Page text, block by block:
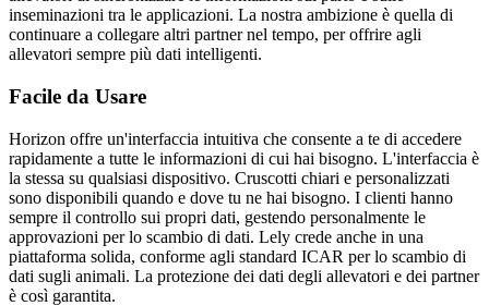
inseminazioni tra le applicazioni. La nostra ambizione è quella di
continuare a collegare altri partner nel tempo, per offrire agli
allevatori sempre più dati intelligenti.
Facile da Usare
Horizon offre un'interfaccia intuitiva che consente a te di accedere
rapidamente a tutte le informazioni di cui hai bisogno. L'interfaccia è
la stessa su qualsiasi dispositivo. Cruscotti chiari e personalizzati
sono disponibili quando e dove tu ne hai bisogno. I clienti hanno
sempre il controllo sui propri dati, gestendo personalmente le
approvazioni per lo scambio di dati. Lely crede anche in una
piattaforma solida, conforme agli standard ICAR per lo scambio di
dati sugli animali. La protezione dei dati degli allevatori e dei partner
è così garantita.